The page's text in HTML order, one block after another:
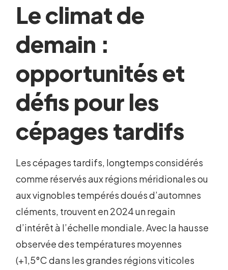
Le climat de
demain :
opportunités et
défis pour les
cépages tardifs
Les cépages tardifs, longtemps considérés
comme réservés aux régions méridionales ou
aux vignobles tempérés doués d’automnes
cléments, trouvent en 2024 un regain
d’intérêt à l’échelle mondiale. Avec la hausse
observée des températures moyennes
(+1,5°C dans les grandes régions viticoles